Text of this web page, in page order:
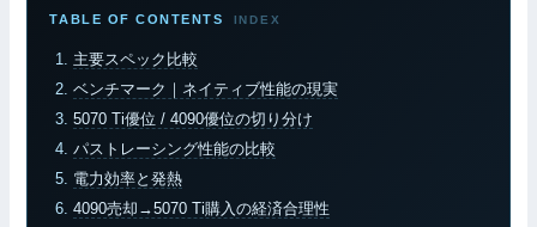
TABLE OF CONTENTS
主要スペック比較
ベンチマーク｜ネイティブ性能の現実
5070 Ti優位 / 4090優位の切り分け
パストレーシング性能の比較
電力効率と発熱
4090売却→5070 Ti購入の経済合理性